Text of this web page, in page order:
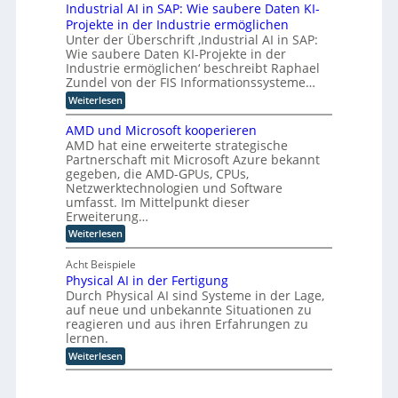
t
i
m
i
e
r
t
e
n
L
o
g
s
t
i
k
p
r
o
z
e
s
g
s
v
e
r
f
a
h
r
e
n
k
u
s
a
u
f
i
n
d
u
s
t
r
i
e
l
l
e
K
I
w
i
c
l
u
n
g
u
d
r
e
a
l
e
n
B
e
t
i
e
b
z
u
s
a
m
m
r
h
u
m
a
n
o
i
d
e
R
o
b
o
t
i
k
u
n
d
I
g
e
g
r
ü
d
e
i
n
t
e
n
a
n
c
e
M
ü
n
c
h
e
n
e
r
w
e
i
t
e
r
t
A
s
s
Industrial AI in SAP: Wie saubere Daten KI-
Projekte in der Industrie ermöglichen
Unter der Überschrift ‚Industrial AI in SAP:
Wie saubere Daten KI-Projekte in der
Industrie ermöglichen‘ beschreibt Raphael
Zundel von der FIS Informationssysteme…
Weiterlesen:
I
n
d
u
s
t
r
i
a
l
A
I
i
S
A
P
:
i
e
s
AMD und Microsoft kooperieren
AMD hat eine erweiterte strategische
Partnerschaft mit Microsoft Azure bekannt
gegeben, die AMD-GPUs, CPUs,
Netzwerktechnologien und Software
umfasst. Im Mittelpunkt dieser
Erweiterung…
Weiterlesen:
A
M
D
u
n
d
M
i
c
r
o
Acht Beispiele
Physical AI in der Fertigung
Durch Physical AI sind Systeme in der Lage,
auf neue und unbekannte Situationen zu
reagieren und aus ihren Erfahrungen zu
lernen.
Weiterlesen:
P